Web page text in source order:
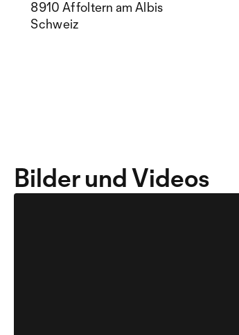
8910 Affoltern am Albis
Schweiz
Bilder und Videos